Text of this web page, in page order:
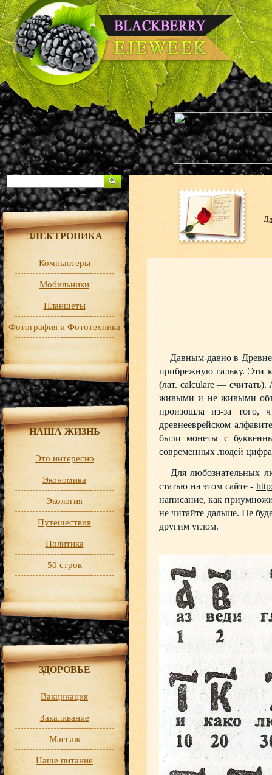
ЭЛЕКТРОНИКА
Компьютеры
Мобильники
Планшеты
Фотография и Фототехника
НАША ЖИЗНЬ
Это интересно
Экономика
Экология
Путешествия
Политика
50 строк
ЗДОРОВЬЕ
Вакцинация
Закаливание
Массаж
Наше питание
Давным-давно в
прибрежную гальку. Эти
(лат. calculare —
живыми и не живыми
произошла из-за того,
древнееврейском
были монеты с
современных людей
Для любознательных
статью на этом сайте -
написание, как
не читайте дальше. Не
другим углом.